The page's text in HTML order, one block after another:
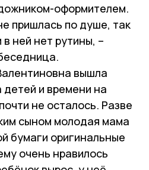
оформителем.
пришлась по душе, так
в ней нет рутины, –
вышла
и времени на
не осталось. Разве
сыном молодая мама
бумаги оригинальные
очень нравилось